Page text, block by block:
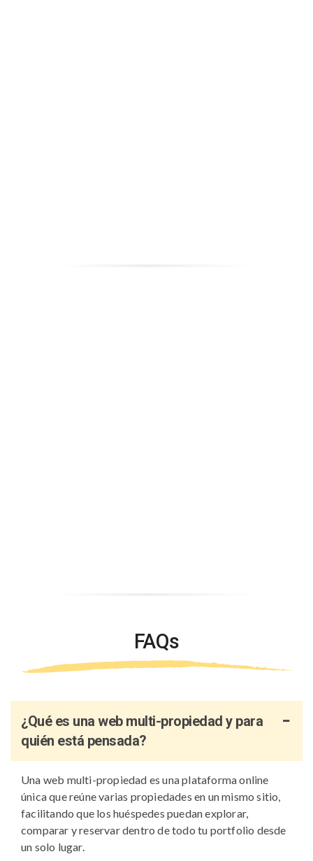
FAQs
¿Qué es una web multi-propiedad y para
quién está pensada?
Una web multi-propiedad es una plataforma online
única que reúne varias propiedades en un mismo sitio,
facilitando que los huéspedes puedan explorar,
comparar y reservar dentro de todo tu portfolio desde
un solo lugar.